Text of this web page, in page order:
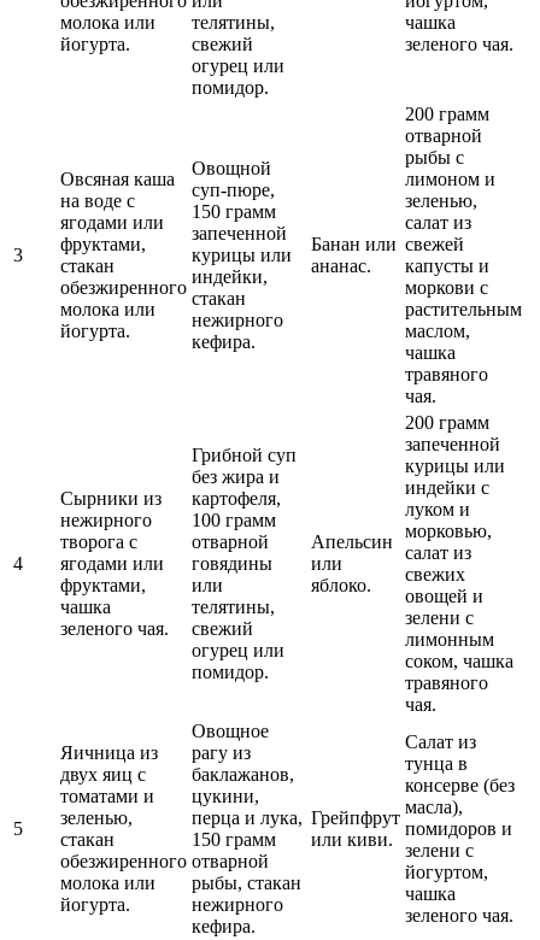
молока или
йогурта.
телятины,
свежий
огурец или
помидор.
чашка
зеленого чая.
3
Овсяная каша
на воде с
ягодами или
фруктами,
стакан
обезжиренного
молока или
йогурта.
Овощной
суп-пюре,
150 грамм
запеченной
курицы или
индейки,
стакан
нежирного
кефира.
Банан или
ананас.
200 грамм
отварной
рыбы с
лимоном и
зеленью,
салат из
свежей
капусты и
моркови с
растительным
маслом,
чашка
травяного
чая.
4
Сырники из
нежирного
творога с
ягодами или
фруктами,
чашка
зеленого чая.
Грибной суп
без жира и
картофеля,
100 грамм
отварной
говядины
или
телятины,
свежий
огурец или
помидор.
Апельсин
или
яблоко.
200 грамм
запеченной
курицы или
индейки с
луком и
морковью,
салат из
свежих
овощей и
зелени с
лимонным
соком, чашка
травяного
чая.
5
Яичница из
двух яиц с
томатами и
зеленью,
стакан
обезжиренного
молока или
йогурта.
Овощное
рагу из
баклажанов,
цукини,
перца и лука,
150 грамм
отварной
рыбы, стакан
нежирного
кефира.
Грейпфрут
или киви.
Салат из
тунца в
консерве (без
масла),
помидоров и
зелени с
йогуртом,
чашка
зеленого чая.